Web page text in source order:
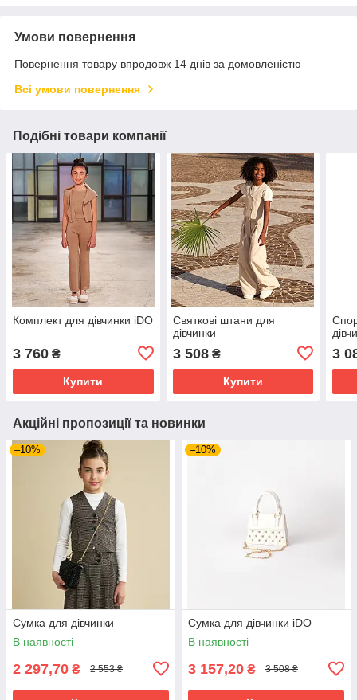
Умови повернення
Повернення товару впродовж 14 днів за домовленістю
Всі умови повернення
Подібні товари компанії
Комплект для дівчинки iDO
3 760 ₴
Купити
Святкові штани для
дівчинки
3 508₴
Купити
3
Акційні пропозиції та новинки
–10%
Сумка для дівчинки
В наявності
2 297,70 ₴ 2 553 ₴
–10%
Сумка для дівчинки iDO
В наявності
3 157,20 ₴ 3 508 ₴